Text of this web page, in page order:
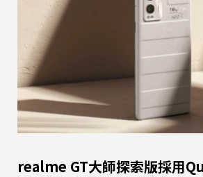
realme GT大師探索版採用